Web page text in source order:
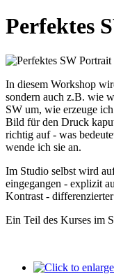
Perfektes
In diesem Workshop
sondern auch z.B. wie
SW um, wie erzeuge
Bild für den Druck
richtig auf - was
wende ich sie an.
Im Studio selbst wird
eingegangen - explizit
Kontrast -
Ein Teil des Kurses im